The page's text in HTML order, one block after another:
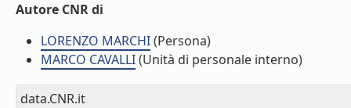
Autore CNR di
LORENZO MARCHI(Persona)
MARCO CAVALLI(Unità di personale interno)
data.CNR.it